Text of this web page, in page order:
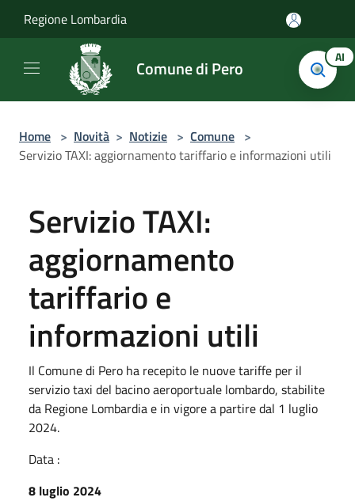
Regione Lombardia
Comune di Pero AI
Home > Novità > Notizie > Comune >
Servizio TAXI: aggiornamento tariffario e informazioni utili
Servizio TAXI:
aggiornamento
tariffario e
informazioni utili
Il Comune di Pero ha recepito le nuove tariffe per il
servizio taxi del bacino aeroportuale lombardo, stabilite
da Regione Lombardia e in vigore a partire dal 1 luglio
2024.
Data :
8 luglio 2024